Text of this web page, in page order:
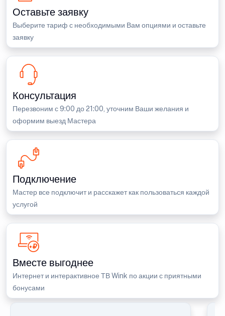
Оставьте заявку
Выберите тариф с необходимыми Вам опциями и оставьте
заявку
Консультация
Перезвоним с 9:00 до 21:00, уточним Ваши желания и
оформим выезд Мастера
Подключение
Мастер все подключит и расскажет как пользоваться каждой
услугой
Вместе выгоднее
Интернет и интерактивное ТВ Wink по акции с приятными
бонусами